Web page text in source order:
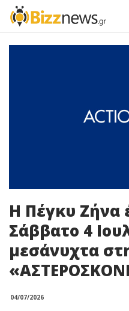
Η Πέγκυ Ζήνα
Σάββατο 4
μεσάνυχτα
04/07/2026